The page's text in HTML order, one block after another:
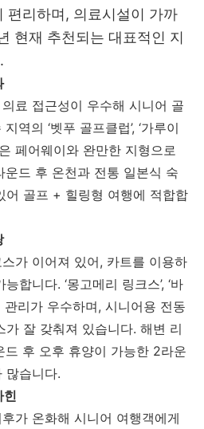
편리하며, 의료시설이 가까
현재 추천되는 대표적인 지
료 접근성이 우수해 시니어 골
역의 ‘벳푸 골프클럽’, ‘가루이
페어웨이와 완만한 지형으로
운드 후 온천과 전통 일본식 숙
어 골프 + 힐링형 여행에 적합합
가 이어져 있어, 카트를 이용하
합니다. ‘몽고메리 링크스’, ‘바
관리가 우수하며, 시니어용 전동
가 잘 갖춰져 있습니다. 해변 리
드 후 오후 휴양이 가능한 2라운
많습니다.
가 온화해 시니어 여행객에게